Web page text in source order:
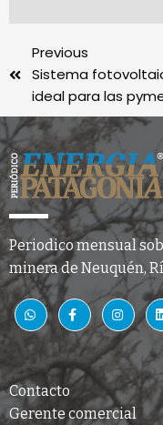
Previous
Sistema
ideal para las
Periodico mensual
minera de Neuquén,
Contacto
Gerente comercial